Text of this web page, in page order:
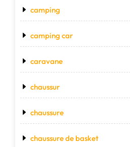
camping
camping car
caravane
chaussur
chaussure
chaussure de basket